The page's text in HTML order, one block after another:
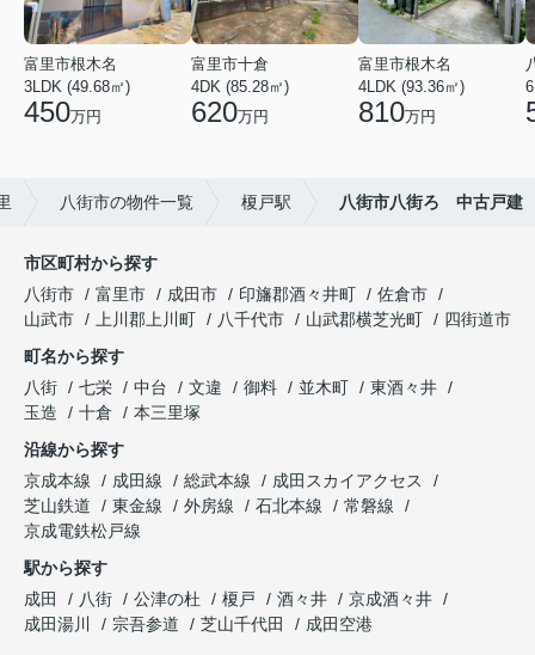
富里市根木名
3LDK (49.68㎡)
450万円
富里市十倉
4DK (85.28㎡)
620万円
富里市根木名
4LDK (93.36㎡)
810万円
八街市の物件一覧 榎戸駅 八街市八街ろ 中古戸建
市区町村から探す
八街市
富里市 成田市 印旛郡酒々井町
佐倉市
山武市
上川郡上川町 八千代市 山武郡横芝光町
四街道市
町名から探す
八街
七栄 中台 文違 御料 並木町
東酒々井
玉造
十倉
本三里塚
沿線から探す
京成本線
成田線 総武本線
成田スカイアクセス
芝山鉄道
東金線 外房線 石北本線
常磐線
京成電鉄松戸線
駅から探す
成田
八街 公津の杜 榎戸 酒々井
京成酒々井
成田湯川
宗吾参道 芝山千代田 成田空港